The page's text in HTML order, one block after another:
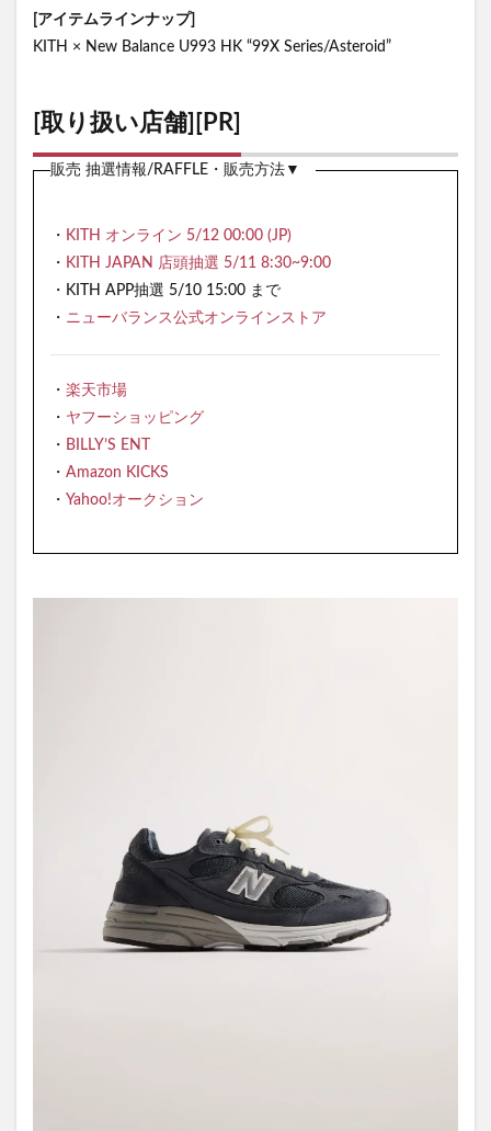
[アイテムラインナップ]
KITH × New Balance U993 HK “99X Series/Asteroid”
[取り扱い店舗][PR]
販売 抽選情報/RAFFLE・販売方法▼
・ KITH オンライン 5/12 00:00 (JP)
・ KITH JAPAN 店頭抽選 5/11 8:30~9:00
・KITH APP抽選 5/10 15:00 まで
・ ニューバランス公式オンラインストア
・ 楽天市場
・ ヤフーショッピング
・ BILLY’S ENT
・ Amazon KICKS
・ Yahoo!オークション